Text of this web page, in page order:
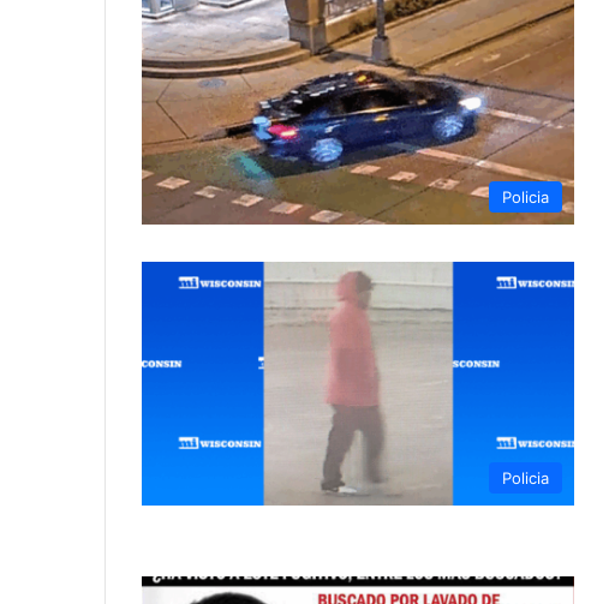
Policia
Policia